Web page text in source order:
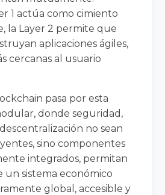
1 actúa como cimiento
la Layer 2 permite que
aplicaciones ágiles,
cercanas al usuario
pasa por esta
donde seguridad,
no sean
sino componentes
integrados, permitan
un sistema económico
global, accesible y